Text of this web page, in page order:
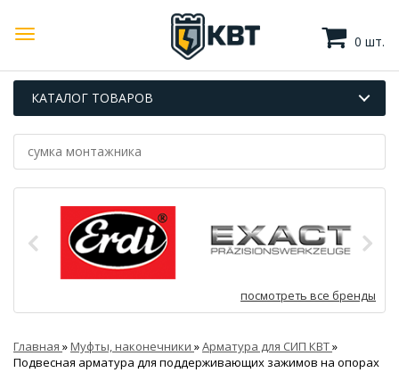
0 шт.
КАТАЛОГ ТОВАРОВ
посмотреть все бренды
Главная »Муфты, наконечники »Арматура для СИП КВТ»
Подвесная арматура для поддерживающих зажимов на опорах